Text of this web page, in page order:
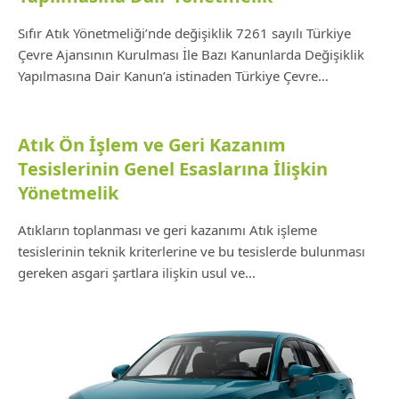
Sıfır Atık Yönetmeliği’nde değişiklik 7261 sayılı Türkiye
Çevre Ajansının Kurulması İle Bazı Kanunlarda Değişiklik
Yapılmasına Dair Kanun’a istinaden Türkiye Çevre…
Atık Ön İşlem ve Geri Kazanım
Tesislerinin Genel Esaslarına İlişkin
Yönetmelik
Atıkların toplanması ve geri kazanımı Atık işleme
tesislerinin teknik kriterlerine ve bu tesislerde bulunması
gereken asgari şartlara ilişkin usul ve…